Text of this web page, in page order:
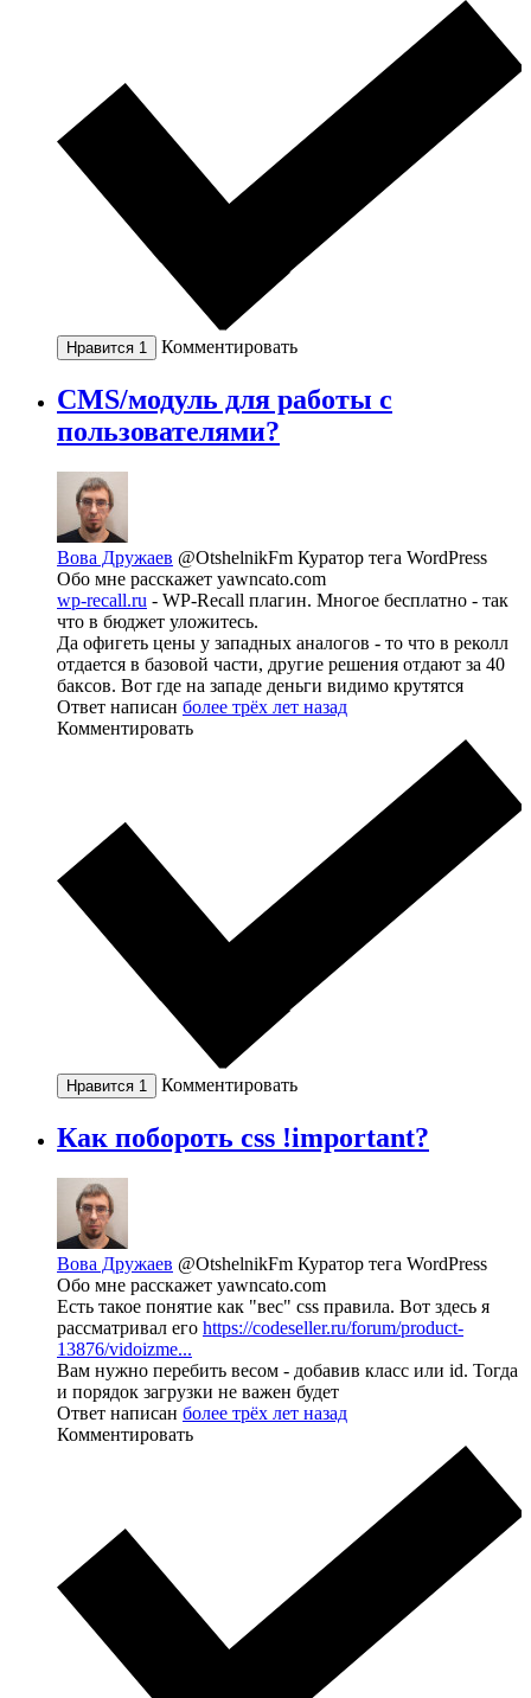
Нравится 1 Комментировать
CMS/модуль для работы с
пользователями?
Вова Дружаев @OtshelnikFm Куратор тега WordPress
Обо мне расскажет yawncato.com
wp-recall.ru - WP-Recall плагин. Многое бесплатно - так
что в бюджет уложитесь.
Да офигеть цены у западных аналогов - то что в реколл
отдается в базовой части, другие решения отдают за 40
баксов. Вот где на западе деньги видимо крутятся
Ответ написан более трёх лет назад
Комментировать
Нравится 1 Комментировать
Как побороть css !important?
Вова Дружаев @OtshelnikFm Куратор тега WordPress
Обо мне расскажет yawncato.com
Есть такое понятие как "вес" css правила. Вот здесь я
рассматривал его https://codeseller.ru/forum/product-
13876/vidoizme...
Вам нужно перебить весом - добавив класс или id. Тогда
и порядок загрузки не важен будет
Ответ написан более трёх лет назад
Комментировать